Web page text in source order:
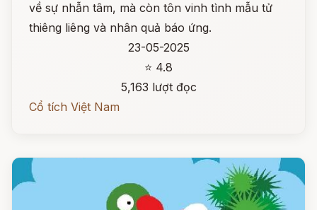
về sự nhẫn tâm, mà còn tôn vinh tình mẫu tử
thiêng liêng và nhân quả báo ứng.
23-05-2025
⭐ 4.8
5,163 lượt đọc
Cổ tích Việt Nam